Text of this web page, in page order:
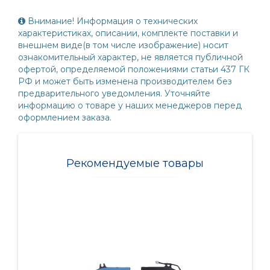
Внимание! Информация о технических
характеристиках, описании, комплекте поставки и
внешнем виде(в том числе изображение) носит
ознакомительный характер, не является публичной
офертой, определяемой положениями статьи 437 ГК
РФ и может быть изменена производителем без
предварительного уведомления. Уточняйте
информацию о товаре у наших менеджеров перед
оформлением заказа.
Рекомендуемые товары